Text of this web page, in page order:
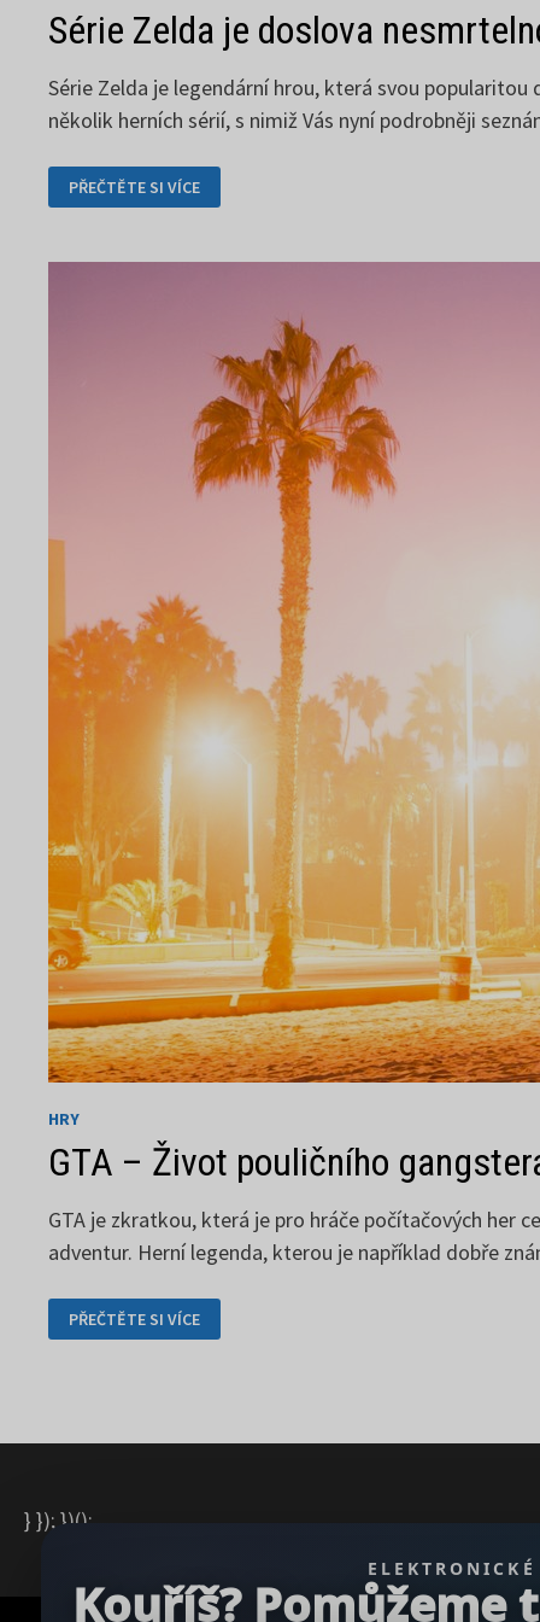
Série Zelda je doslova
Série Zelda je legendární hrou, která svou
několik herních sérií, s nimiž Vás nyní podrobněji
SÉRIE
ZELDA
JE
HROU
PŘEČTĚTE SI VÍCE
HRY
GTA – Život pouličního
GTA je zkratkou, která je pro hráče počítačových her
adventur. Herní legenda, kterou je například dobře
GTA
–
ŽIVOT
PŘEČTĚTE SI VÍCE
Kouříš?
} }); })();